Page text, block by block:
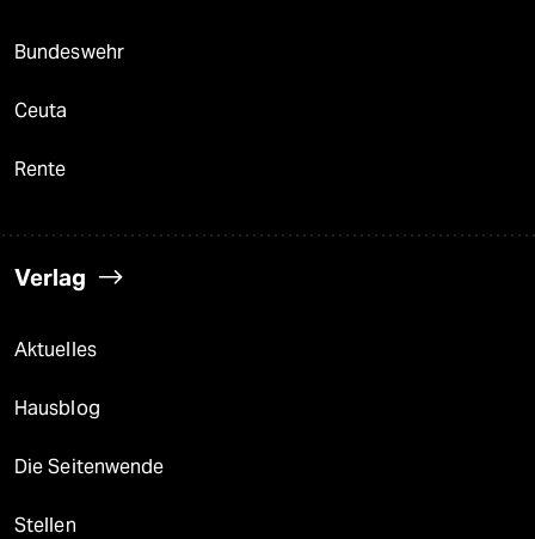
Bundeswehr
Ceuta
Rente
Verlag
Aktuelles
Hausblog
Die Seitenwende
Stellen